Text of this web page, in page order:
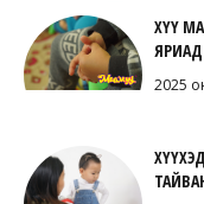
ХҮҮ
2025